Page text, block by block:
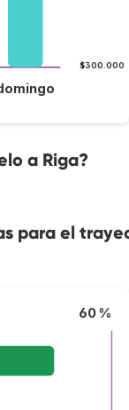
$300.000
a Riga?
para el
60 %